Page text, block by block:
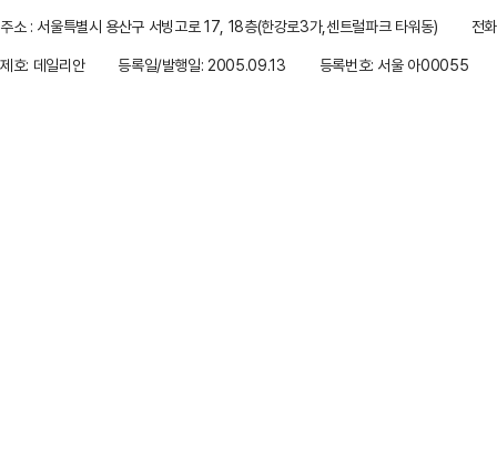
주소 : 서울특별시 용산구 서빙고로 17, 18층(한강로3가,센트럴파크 타워동)
전
제호: 데일리안
등록일/발행일: 2005.09.13 등록번호: 서울 아00055